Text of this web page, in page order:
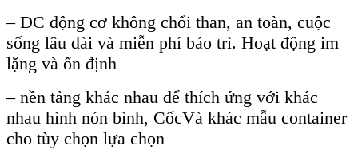
– DC động cơ không chổi than, an toàn, cuộc
sống lâu dài và miễn phí bảo trì. Hoạt động im
lặng và ổn định
– nền tảng khác nhau để thích ứng với khác
nhau hình nón bình, CốcVà khác mẫu container
cho tùy chọn lựa chọn